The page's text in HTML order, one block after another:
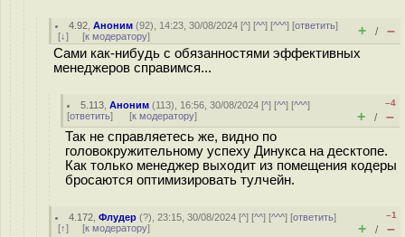
4.92 ,Аноним (92), 14:23, 30/08/2024 [^] [^^] [^^^] [ответить]
[↓] [к модератору] + / –
Сами как-нибудь с обязанностями эффективных
менеджеров справимся...
5.113 ,Аноним (113), 16:56, 30/08/2024 [^] [^^] [^^^]
[ответить] [к модератору]
–4
+ / –
Так не справляетесь же, видно по
головокружительному успеху Динукса на десктопе.
Как только менеджер выходит из помещения кодеры
бросаются оптимизировать тулчейн.
4.172 ,Флудер (?), 23:15, 30/08/2024 [^] [^^] [^^^] [ответить]
[↑] [к модератору]
–1
+ / –